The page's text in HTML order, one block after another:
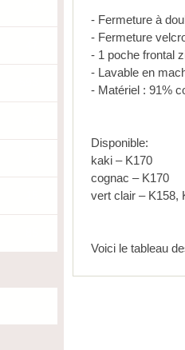
- Fermeture à
- Fermeture
- 1 poche frontal
- Lavable en
- Matériel : 91%
Disponible:
kaki – K170
cognac – K170
vert clair – K158,
Voici le tableau